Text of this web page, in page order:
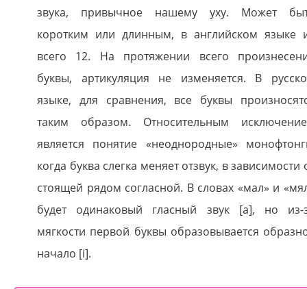
звука, привычное нашему уху. Может
коротким или длинным, в английском языке
всего 12. На протяжении всего
буквы, артикуляция не изменяется. В
языке, для сравнения, все буквы
таким образом. Относительным
является понятие «неоднородные»
когда буква слегка меняет отзвук, в зависимости
стоящей рядом согласной. В словах «мал» и
будет одинаковый гласный звук [а], но из-
мягкости первой буквы образовывается
начало [i].